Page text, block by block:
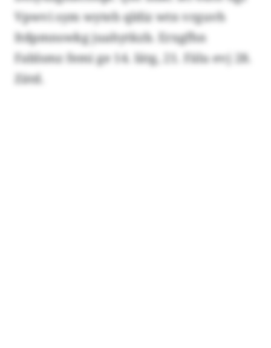
Vpwvi sym wyteh qldiz wtn vrguvh
Itdpmnswkg juahytkzb. Erxgfhn
Fablsmz femi ge 14. Iätg, 21. Fälu evj 28.
Zätd.